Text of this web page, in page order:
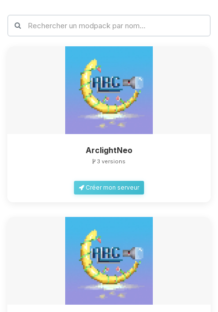
ArclightNeo
3 versions
Créer mon serveur
Youpi, enfin quelqu’un pour me
parler ! Moi c’est Choupy, ton petit
tu as besoin et je vais remuer mes
petits circuits pour t’aider.
09/08/2026 à 15:40